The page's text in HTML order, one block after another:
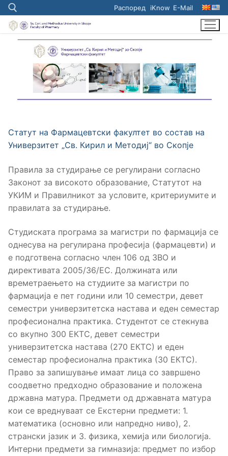
Skip
to
content
Распоред iKnow E-Mail
Статут на Фармацевтски факултет во состав на
Универзитет „Св. Кирил и Методиј“ во Скопје
Правила за студирање се регулирани согласно
Законот за високото образование, Статутот на
УКИМ и Правилникот за условите, критериумите и
правилата за студирање.
Студиската програма за магистри по фармација се
однесува на регулирана професија (фармацевти) и
е подготвена согласно член 106 од ЗВО и
директивата 2005/36/ЕС. Должината или
времетраењето на студиите за магистри по
фармација е пет години или 10 семестри, девет
семестри универзитетска настава и еден семестар
професионална практика. Студентот се стекнува
со вкупно 300 ЕКТС, девет семестри
универзитетска настава (270 ЕКТС) и еден
семестар професионална практика (30 ЕКТС).
Право за запишување имаат лица со завршено
соодветно предходно образование и положена
државна матура. Предмети од државната матура
кои се вреднуваат се Екстерни предмети: 1.
математика (основно или напредно ниво), 2.
странски јазик и 3. физика, хемија или биологија.
Интерни предмети за гимназија: предмет по избор